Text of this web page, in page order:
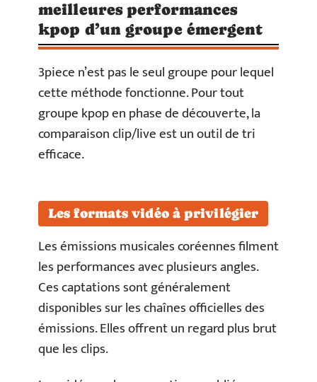
meilleures performances
kpop d’un groupe émergent
3piece n’est pas le seul groupe pour lequel
cette méthode fonctionne. Pour tout
groupe kpop en phase de découverte, la
comparaison clip/live est un outil de tri
efficace.
Les formats vidéo à privilégier
Les émissions musicales coréennes filment
les performances avec plusieurs angles.
Ces captations sont généralement
disponibles sur les chaînes officielles des
émissions. Elles offrent un regard plus brut
que les clips.